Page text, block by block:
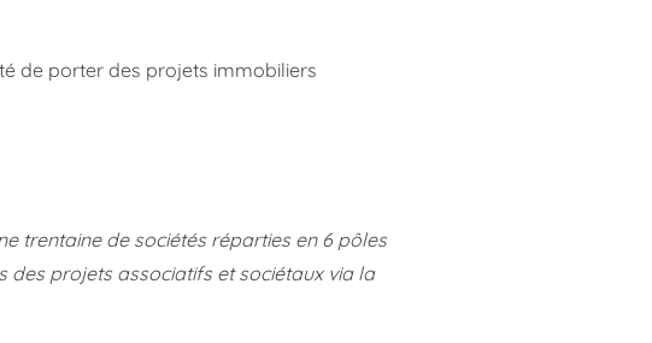
de porter des projets immobiliers
trentaine de sociétés réparties en 6 pôles
des projets associatifs et sociétaux via la